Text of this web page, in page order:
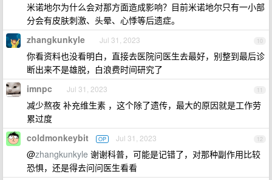
米诺地尔为什么会对那方面造成影响？目前米诺地尔只有一小部
分会有皮肤刺激、头晕、心悸等后遗症。
10
zhangkunkyle Jul 31, 2023
你看资料也没看明白，直接去医院问医生去最好，别整到最后诊
断出来不是雄脱，白浪费时间研究了
11
imnpc Jul 31, 2023
减少熬夜 补充维生素 ，这个除了遗传，最大的原因就是工作劳
累过度
12
coldmonkeybit OP Jul 31, 2023
@zhangkunkyle 谢谢科普，可能是记错了，对那种副作用比较
恐惧，还是得去问问医生看看